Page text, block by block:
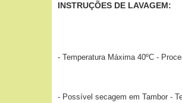
INSTRUÇÕES DE LAVAGEM:
- Temperatura Máxima 40ºC -
- Possível secagem em Tambor -